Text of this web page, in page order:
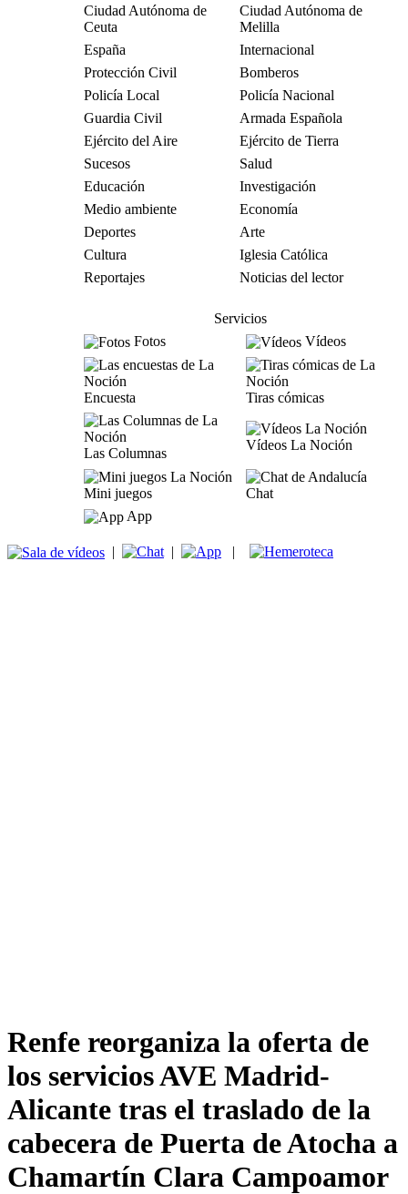
Ciudad Autónoma de
Ceuta
Ciudad Autónoma de
Melilla
España
Internacional
Protección Civil
Bomberos
Policía Local
Policía Nacional
Guardia Civil
Armada Española
Ejército del Aire
Ejército de Tierra
Sucesos
Salud
Educación
Investigación
Medio ambiente
Economía
Deportes
Arte
Cultura
Iglesia Católica
Reportajes
Noticias del lector
Servicios
Fotos
Vídeos
Encuesta Tiras cómicas
Las Columnas
Vídeos La Noción
Mini juegos
Chat
App
| | |
Renfe reorganiza la oferta de
los servicios AVE Madrid-
Alicante tras el traslado de la
cabecera de Puerta de Atocha a
Chamartín Clara Campoamor